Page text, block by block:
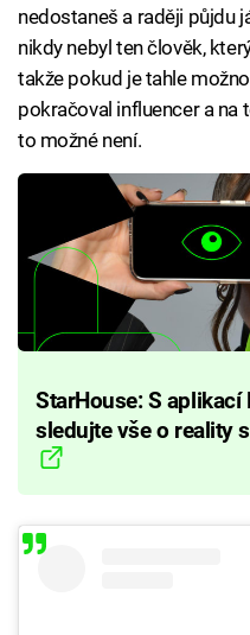
nedostaneš a raději půjdu
nikdy nebyl ten člověk,
takže pokud je tahle
pokračoval influencer a na
to možné není.
StarHouse: S
sledujte vše o reality